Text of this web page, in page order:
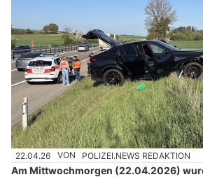
22.04.26 VON POLIZEI.NEWS REDAKTION
Am Mittwochmorgen (22.04.2026)